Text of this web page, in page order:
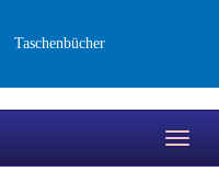
Taschenbücher
Toggle